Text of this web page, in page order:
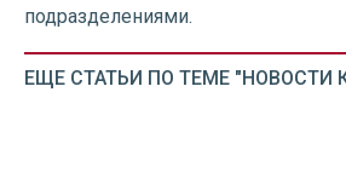
подразделениями.
ЕЩЕ СТАТЬИ ПО ТЕМЕ "НОВОСТИ